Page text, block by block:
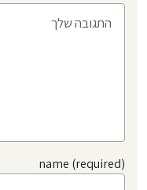
name (required)